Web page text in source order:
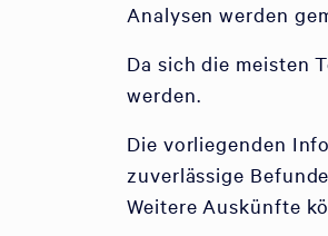
Analysen werden
Da sich die meisten
werden.
Die vorliegenden
zuverlässige
Weitere Auskünfte